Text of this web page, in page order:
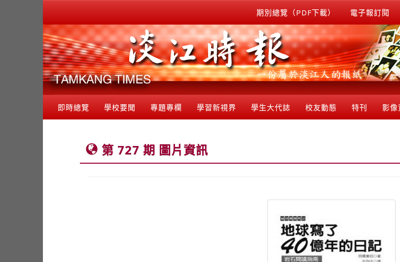
期別總覽（PDF下載） 電子報訂閱
即時總覽 學校要聞 專題專欄 學習新視界 學生大代誌 校友動態 特刊 影像
第 727 期 圖片資訊